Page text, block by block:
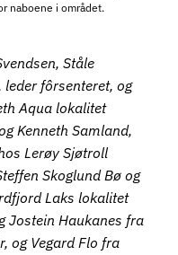
naboene i området.
Ståle
leder fôrsenteret, og
Aqua lokalitet
Kenneth Samland,
Lerøy Sjøtroll
Skoglund Bø og
Laks lokalitet
Jostein Haukanes fra
og Vegard Flo fra